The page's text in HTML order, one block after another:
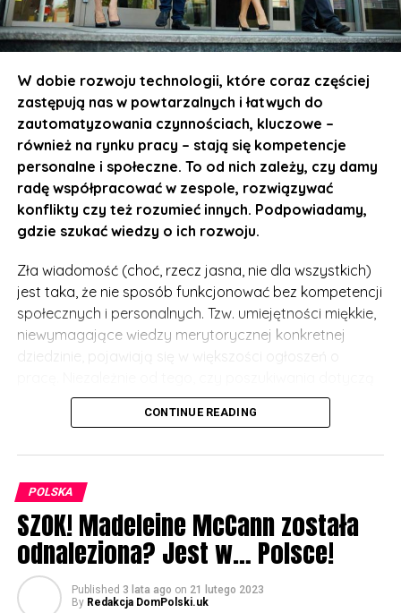
W dobie rozwoju technologii, które coraz częściej
zastępują nas w powtarzalnych i łatwych do
zautomatyzowania czynnościach, kluczowe –
również na rynku pracy – stają się kompetencje
personalne i społeczne. To od nich zależy, czy damy
radę współpracować w zespole, rozwiązywać
konflikty czy też rozumieć innych. Podpowiadamy,
gdzie szukać wiedzy o ich rozwoju.
Zła wiadomość (choć, rzecz jasna, nie dla wszystkich)
jest taka, że nie sposób funkcjonować bez kompetencji
społecznych i personalnych. Tzw. umiejętności miękkie,
niewymagające wiedzy merytorycznej konkretnej
dziedzinie, pojawiają się w większości ogłoszeń o
programistów, czy specjalistów branży ekonomiczno-
administracyjnej – pracodawcy stawiają na te
kompetencje zespołu stanowią nierzadko o być albo
nie być przedsiębiorstwa, szczególnie w sytuacji
wysokiej konkurencyjności rynku.
Materiały wspierające rozwój
CONTINUE READING
POLSKA
SZOK! Madeleine McCann została
odnaleziona? Jest w… Polsce!
Published 3 lata ago on 21 lutego 2023
By Redakcja DomPolski.uk